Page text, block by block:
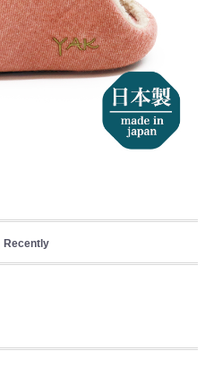
Recently